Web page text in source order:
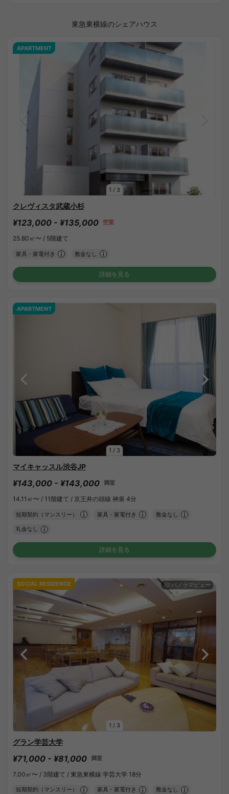
東急東横線のシェアハウス
1 / 3
APARTMENT
クレヴィスタ武蔵小杉
¥123,000 - ¥135,000 空室
25.80㎡〜 / 5階建て
家具・家電付き 敷金なし
詳細を見る
1 / 3
APARTMENT
マイキャッスル渋谷JP
¥143,000 - ¥143,000 満室
14.11㎡〜 / 11階建て / 京王井の頭線 神泉 4分
短期契約（マンスリー） 家具・家電付き 敷金なし
礼金なし
詳細を見る
1 / 3
SOCIAL RESIDENCE
グラン学芸大学
¥71,000 - ¥81,000 満室
7.00㎡〜 / 3階建て / 東急東横線 学芸大学 18分
短期契約（マンスリー） 家具・家電付き 敷金なし